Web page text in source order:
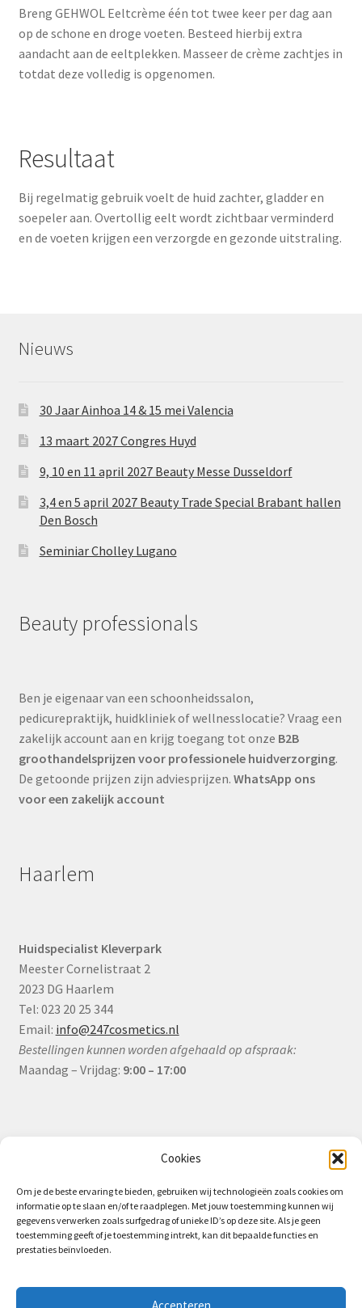
Cookies
Om je de beste ervaring te bieden, gebruiken wij technologieën zoals cookies om
informatie op te slaan en/of te raadplegen. Met jouw toestemming kunnen wij
gegevens verwerken zoals surfgedrag of unieke ID’s op deze site. Als je geen
toestemming geeft of je toestemming intrekt, kan dit bepaalde functies en
prestaties beïnvloeden.
Accepteren
Breng GEHWOL Eeltcrème één tot twee keer per dag aan
op de schone en droge voeten. Besteed hierbij extra
aandacht aan de eeltplekken. Masseer de crème zachtjes in
totdat deze volledig is opgenomen.
Resultaat
Bij regelmatig gebruik voelt de huid zachter, gladder en
soepeler aan. Overtollig eelt wordt zichtbaar verminderd
en de voeten krijgen een verzorgde en gezonde uitstraling.
Nieuws
30 Jaar Ainhoa 14 & 15 mei Valencia
13 maart 2027 Congres Huyd
9, 10 en 11 april 2027 Beauty Messe Dusseldorf
3,4 en 5 april 2027 Beauty Trade Special Brabant hallen
Den Bosch
Seminiar Cholley Lugano
Beauty professionals
Ben je eigenaar van een schoonheidssalon,
pedicurepraktijk, huidkliniek of wellnesslocatie? Vraag een
zakelijk account aan en krijg toegang tot onze B2B
groothandelsprijzen voor professionele huidverzorging.
De getoonde prijzen zijn adviesprijzen. WhatsApp ons
voor een zakelijk account
Haarlem
Huidspecialist Kleverpark
Meester Cornelistraat 2
2023 DG Haarlem
Tel: 023 20 25 344
Email: info@247cosmetics.nl
Bestellingen kunnen worden afgehaald op afspraak:
Maandag – Vrijdag: 9:00 – 17:00
Algemene Voorwaarden (B2B)
Privacy & Cookiebeleid